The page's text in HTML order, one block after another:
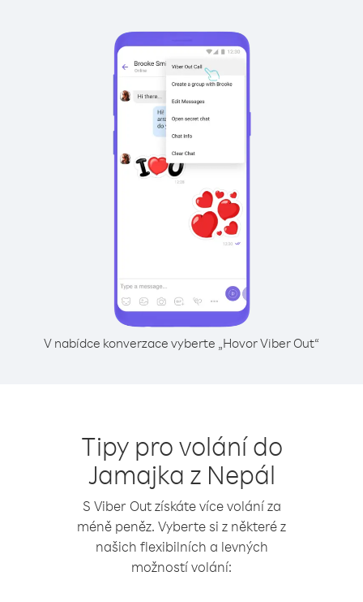
V nabídce konverzace vyberte „Hovor Viber Out“
Tipy pro volání do
Jamajka z Nepál
S Viber Out získáte více volání za
méně peněz. Vyberte si z některé z
našich flexibilních a levných
možností volání: